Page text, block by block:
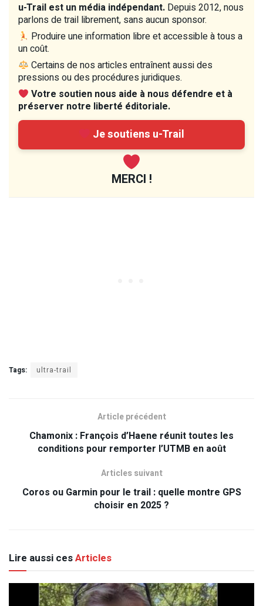
u-Trail est un média indépendant. Depuis 2012, nous
parlons de trail librement, sans aucun sponsor.
Produire une information libre et accessible à tous a
un coût.
Certains de nos articles entraînent aussi des
pressions ou des procédures juridiques.
Votre soutien nous aide à nous défendre et à
préserver notre liberté éditoriale.
Je soutiens u-Trail
MERCI !
Tags: ultra-trail
Article précédent
Chamonix : François d’Haene réunit toutes les
conditions pour remporter l’UTMB en août
Articles suivant
Coros ou Garmin pour le trail : quelle montre GPS
choisir en 2025 ?
Lire aussi cesArticles